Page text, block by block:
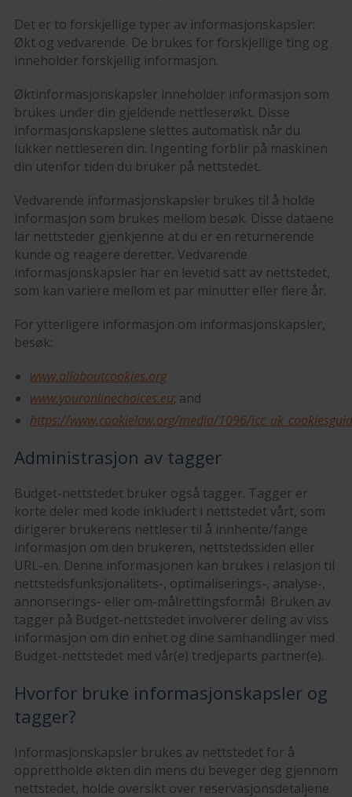
Det er to forskjellige typer av informasjonskapsler:
Økt og vedvarende. De brukes for forskjellige ting og
inneholder forskjellig informasjon.
Øktinformasjonskapsler inneholder informasjon som
brukes under din gjeldende nettleserøkt. Disse
informasjonskapslene slettes automatisk når du
lukker nettleseren din. Ingenting forblir på maskinen
din utenfor tiden du bruker på nettstedet.
Vedvarende informasjonskapsler brukes til å holde
informasjon som brukes mellom besøk. Disse dataene
lar nettsteder gjenkjenne at du er en returnerende
kunde og reagere deretter. Vedvarende
informasjonskapsler har en levetid satt av nettstedet,
som kan variere mellom et par minutter eller flere år.
For ytterligere informasjon om informasjonskapsler,
besøk:
www.allaboutcookies.org
www.youronlinechoices.eu; and
https://www.cookielaw.org/media/1096/
Administrasjon av tagger
Budget-nettstedet bruker også tagger. Tagger er
korte deler med kode inkludert i nettstedet vårt, som
dirigerer brukerens nettleser til å innhente/fange
informasjon om den brukeren, nettstedssiden eller
URL-en. Denne informasjonen kan brukes i relasjon til
nettstedsfunksjonalitets-, optimaliserings-, analyse-,
annonserings- eller om-målrettingsformål. Bruken av
tagger på Budget-nettstedet involverer deling av viss
informasjon om din enhet og dine samhandlinger med
Budget-nettstedet med vår(e) tredjeparts partner(e).
Hvorfor bruke informasjonskapsler og
tagger?
Informasjonskapsler brukes av nettstedet for å
opprettholde økten din mens du beveger deg gjennom
nettstedet, holde oversikt over reservasjonsdetaljene